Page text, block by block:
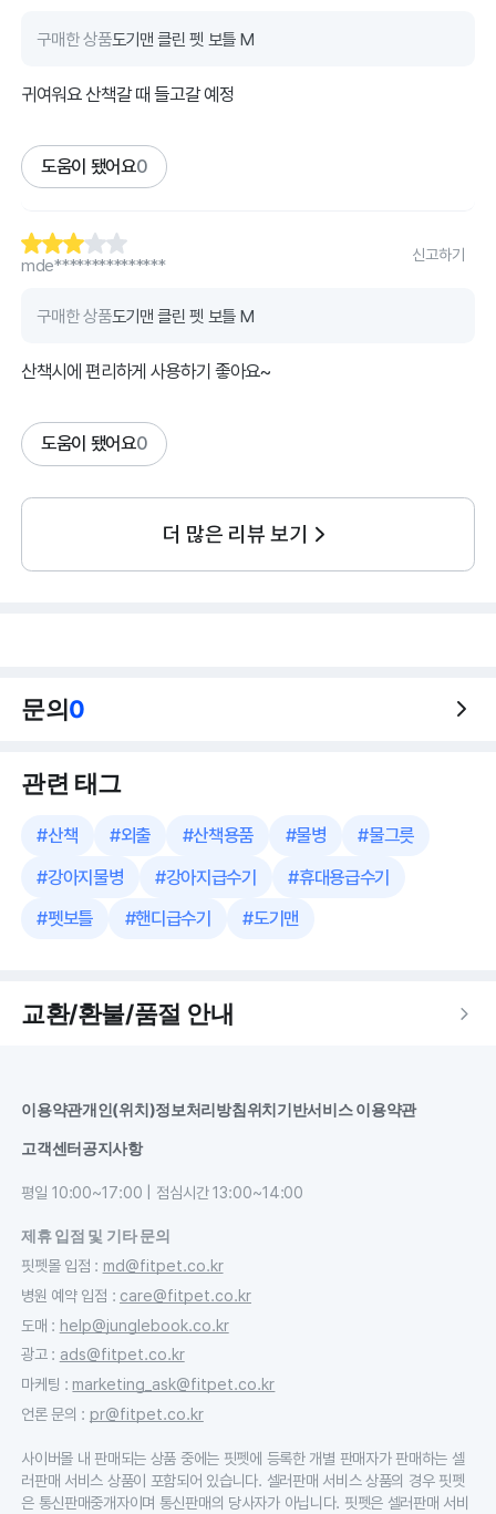
구매한 상품도기맨 클린 펫 보틀 M
귀여워요 산책갈 때 들고갈 예정
도움이 됐어요0
mde***************
신고하기
구매한 상품도기맨 클린 펫 보틀 M
산책시에 편리하게 사용하기 좋아요~
도움이 됐어요0
더 많은 리뷰 보기
문의0
관련 태그
#산책 #외출 #산책용품 #물병 #물그릇
#강아지물병 #강아지급수기 #휴대용급수기
#펫보틀 #핸디급수기 #도기맨
교환/환불/품절 안내
이용약관개인(위치)정보처리방침위치기반서비스 이용약관
고객센터공지사항
평일 10:00~17:00 | 점심시간 13:00~14:00
제휴 입점 및 기타 문의
핏펫몰 입점 : md@fitpet.co.kr
병원 예약 입점 : care@fitpet.co.kr
도매 : help@junglebook.co.kr
광고: ads@fitpet.co.kr
마케팅 : marketing_ask@fitpet.co.kr
언론 문의 : pr@fitpet.co.kr
사이버몰 내 판매되는 상품 중에는 핏펫에 등록한 개별 판매자가 판매하는 셀
러판매 서비스 상품이 포함되어 있습니다. 셀러판매 서비스 상품의 경우 핏펫
은 통신판매중개자이며 통신판매의 당사자가 아닙니다. 핏펫은 셀러판매 서비